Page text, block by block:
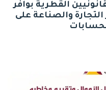
القطرية بوافر
والصناعة على